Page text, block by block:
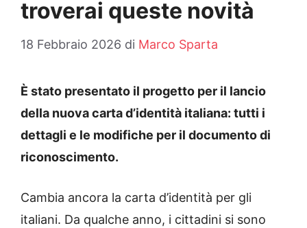
troverai queste novità
18 Febbraio 2026 di Marco Sparta
È stato presentato il progetto per il lancio
della nuova carta d’identità italiana: tutti i
dettagli e le modifiche per il documento di
riconoscimento.
Cambia ancora la carta d’identità per gli
italiani. Da qualche anno, i cittadini si sono